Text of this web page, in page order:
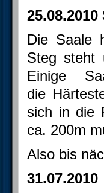
Die Saale
Steg steht
Einige
die
sich in die
ca. 200m
Also bis
31.07.2010